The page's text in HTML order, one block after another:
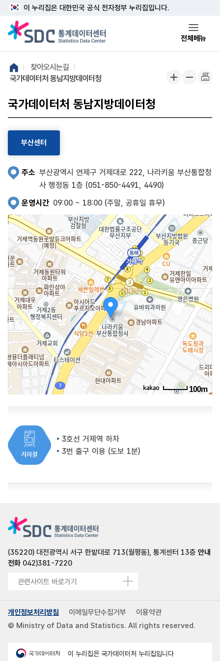
이 누리집은 대한민국 공식 전자정부 누리집입니다.
전체메뉴
찾아오시는길
국가데이터처 동남지방데이터청
국가데이터처 동남지방데이터청
부산센터
주소 부산광역시 연제구 거제대로 222, 나라키움 부산통합청
사 행정동 1층 (051-850-4491, 4490)
운영시간 09:00 ~ 18:00 (주말, 공휴일 휴무)
100m
3호선 거제역 하차
3번 출구 이용 (도보 1분)
(35220) 대전광역시 서구 한밭대로 713(월평동), 통계센터 13층 안내
전화 042)381-7220
관련사이트 바로가기
개인정보처리방침 이메일무단수집거부
이용약관
© Ministry of Data and Statistics. All rights reserved.
이 누리집은 국가데이터처 누리집입니다